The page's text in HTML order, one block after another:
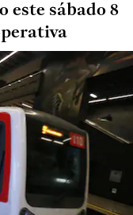
este sábado 8